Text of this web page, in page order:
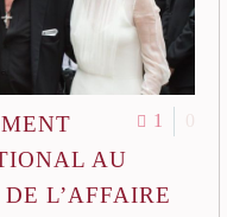
1 0
AU
L’AFFAIRE